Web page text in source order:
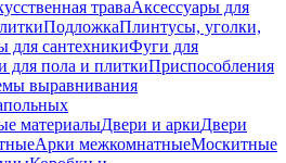
траваАксессуары для
ПодложкаПлинтусы, уголки,
для сантехникиФуги для
пола и плиткиПриспособления
выравнивания
материалыДвери и аркиДвери
Арки межкомнатныеМоскитные